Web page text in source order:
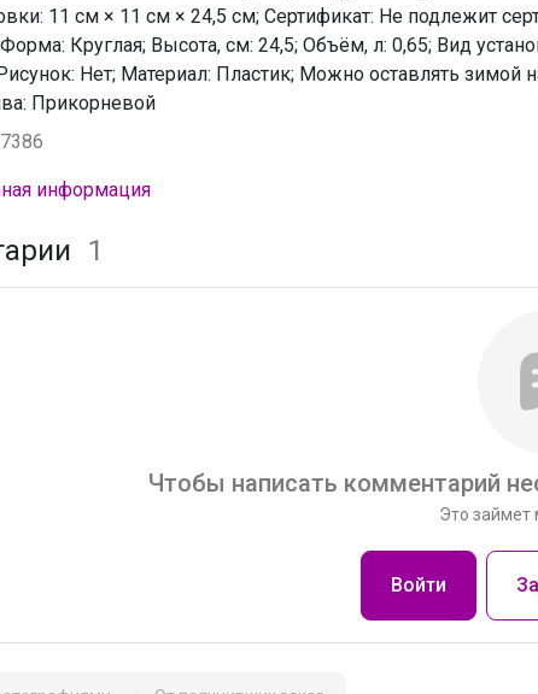
11 см × 11 см × 24,5 см; Сертификат: Не подлежит
Круглая; Высота, см: 24,5; Объём, л: 0,65; Вид
Нет; Материал: Пластик; Можно оставлять зимой
Прикорневой
информация
1
Чтобы написать комментарий
Это
Войти